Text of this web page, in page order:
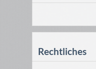
Rechtliches